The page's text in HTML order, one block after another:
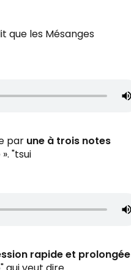
que les Mésanges
par une à trois notes
"tsui
rapide et prolongée